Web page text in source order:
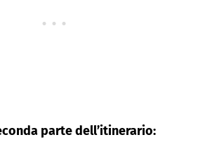
parte dell’itinerario: